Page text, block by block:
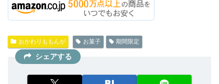
おかわりももんが お菓子 期間限定
シェアする